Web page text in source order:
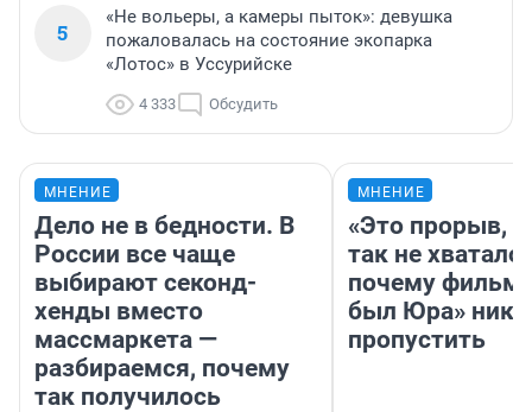
5
«Не вольеры, а камеры пыток»: девушка
пожаловалась на состояние экопарка
«Лотос» в Уссурийске
4 333 Обсудить
МНЕНИЕ
Дело не в бедности. В
России все чаще
выбирают секонд-
хенды вместо
массмаркета —
разбираемся, почему
так получилось
МНЕНИЕ
«Это прорыв,
так не
почему фильм
был Юра»
пропустить